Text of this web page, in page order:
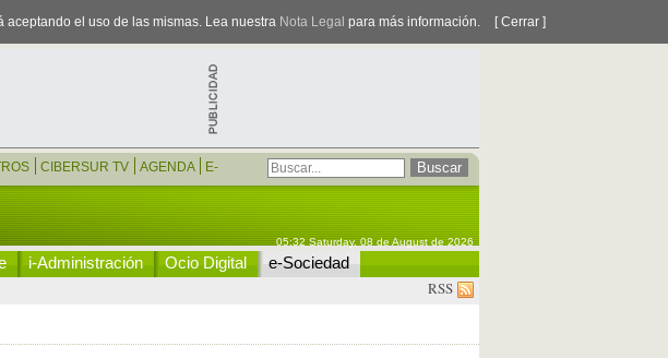
el uso de las mismas. Lea nuestra Nota Legal para más información. [ Cerrar ]
CIBERSUR TV AGENDA
E-
05:32 Saturday, 08 de August de 2026
i-Administración Ocio Digital e-Sociedad
RSS